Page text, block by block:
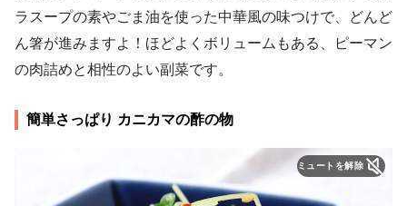
ラスープの素やごま油を使った中華風の味つけで、どんど
ん箸が進みますよ！ほどよくボリュームもある、ピーマン
の肉詰めと相性のよい副菜です。
簡単さっぱり カニカマの酢の物
ミュートを解除